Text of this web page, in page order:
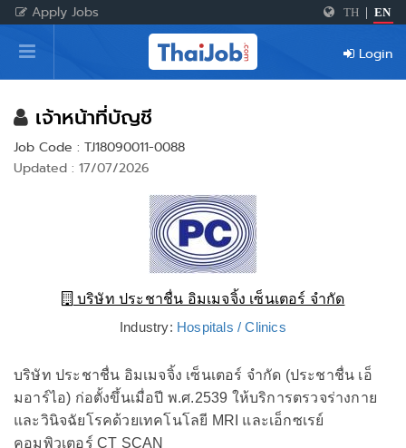
Apply Jobs TH EN
Home
Login
Register
Login
เจ้าหน้าที่บัญชี
Job Code : TJ18090011-0088
Updated : 17/07/2026
บริษัท ประชาชื่น อิมเมจจิ้ง เซ็นเตอร์ จำกัด
Industry: Hospitals / Clinics
บริษัท ประชาชื่น อิมเมจจิ้ง เซ็นเตอร์ จำกัด (ประชาชื่น เอ็
มอาร์ไอ) ก่อตั้งขึ้นเมื่อปี พ.ศ.2539 ให้บริการตรวจร่างกาย
และวินิจฉัยโรคด้วยเทคโนโลยี MRI และเอ็กซเรย์
คอมพิวเตอร์ CT SCAN